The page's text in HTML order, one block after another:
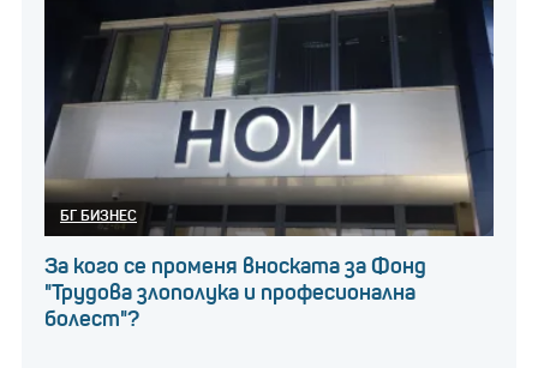
БГ БИЗНЕС
За кого се променя вноската за Фонд
"Трудова злополука и професионална
болест"?